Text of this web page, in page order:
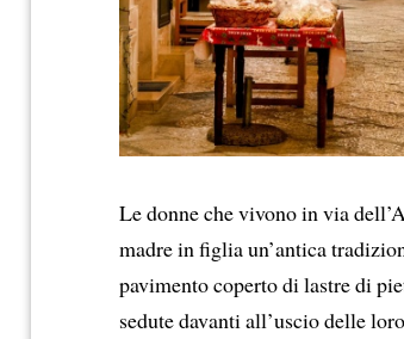
Le donne che vivono in via
madre in figlia un’antica
pavimento coperto di lastre di
sedute davanti all’uscio delle